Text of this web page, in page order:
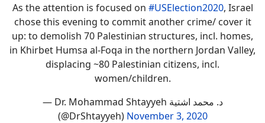
As the attention is focused on #USElection2020, Israel
chose this evening to commit another crime/ cover it
up: to demolish 70 Palestinian structures, incl. homes,
in Khirbet Humsa al-Foqa in the northern Jordan Valley,
displacing ~80 Palestinian citizens, incl.
women/children.
— Dr. Mohammad Shtayyeh د. محمد اشتية
(@DrShtayyeh) November 3, 2020